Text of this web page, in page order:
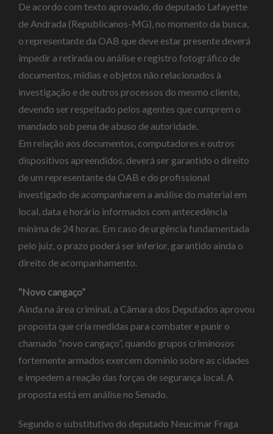
De acordo com texto aprovado, do deputado Lafayette
de Andrada (Republicanos-MG), no momento da busca,
o representante da OAB que deve estar presente deverá
impedir a retirada ou análise e registro fotográfico de
documentos, mídias e objetos não relacionados à
investigação e de outros processos do mesmo cliente,
devendo ser respeitado pelos agentes que cumprem o
mandado sob pena de abuso de autoridade.
Em relação aos documentos, computadores e outros
dispositivos apreendidos, deverá ser garantido o direito
de um representante da OAB e do profissional
investigado de acompanharem a análise do material em
local, data e horário informados com antecedência
mínima de 24 horas. Em caso de urgência fundamentada
pelo juiz, o prazo poderá ser inferior, garantido ainda o
direito de acompanhamento.
“Novo cangaço”
Ainda na área criminal, a Câmara dos Deputados aprovou
proposta que cria medidas para combater e punir o
chamado “novo cangaço”, quando grupos criminosos
fortemente armados exercem domínio sobre as cidades
e impedem a reação das forças de segurança local. A
proposta está em análise no Senado.
Segundo o substitutivo do deputado Neucimar Fraga